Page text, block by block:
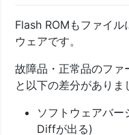
Flash ROMもファイル
ウェアです。
故障品・正常品のファ
と以下の差分がありま
ソフトウェアバ
Diffが出る)